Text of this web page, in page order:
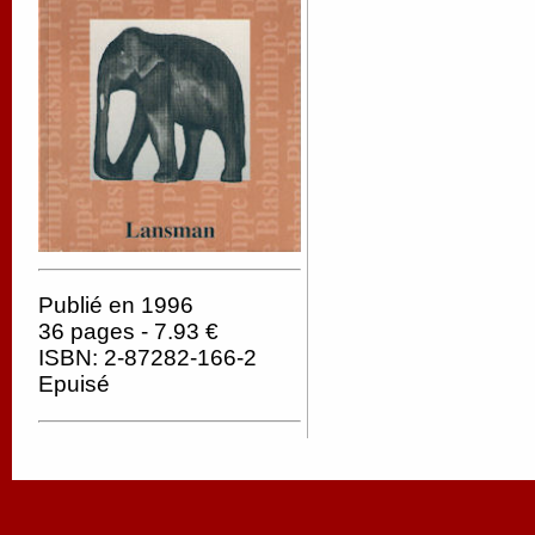
Publié en 1996
36 pages - 7.93 €
ISBN: 2-87282-166-2
Epuisé